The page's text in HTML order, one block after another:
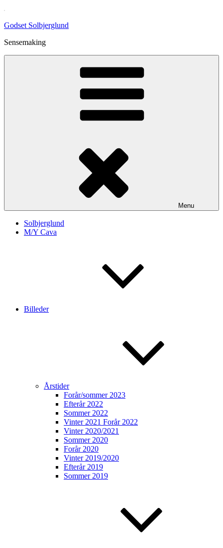
content
Godset Solbjerglund
Sensemaking
Menu
Solbjerglund
M/Y Cava
Billeder
Årstider
Forår/sommer 2023
Efterår 2022
Sommer 2022
Vinter 2021 Forår 2022
Vinter 2020/2021
Sommer 2020
Forår 2020
Vinter 2019/2020
Efterår 2019
Sommer 2019